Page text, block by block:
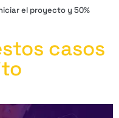
iniciar el proyecto y 50%
casos